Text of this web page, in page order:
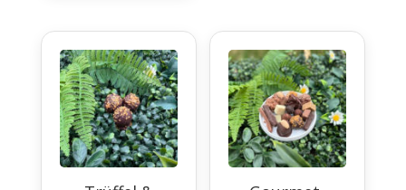
CHF 23.00